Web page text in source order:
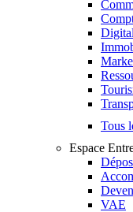
Tous
Espace
VAE